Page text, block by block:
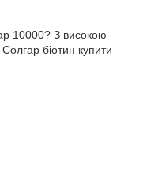
10000? З високою
біотин купити